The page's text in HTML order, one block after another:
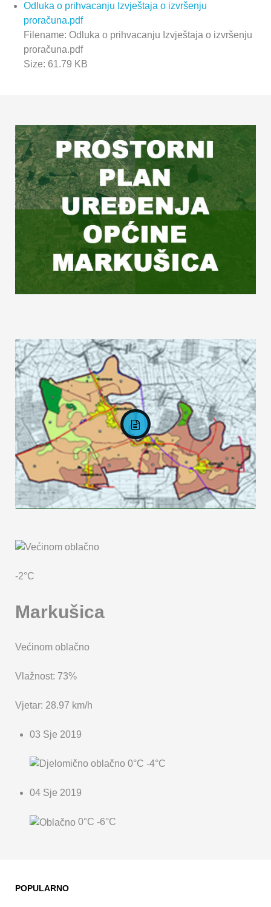
Odluka o prihvacanju Izvještaja o izvršenju
proračuna.pdf
Filename: Odluka o prihvacanju Izvještaja o izvršenju
proračuna.pdf
Size: 61.79 KB
-2°C
Markušica
Većinom oblačno
Vlažnost: 73%
Vjetar: 28.97 km/h
03 Sje 2019
0°C -4°C
04 Sje 2019
0°C -6°C
POPULARNO